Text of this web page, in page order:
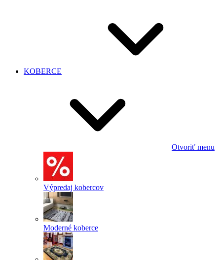
KOBERCE
Otvoriť menu
Výpredaj kobercov
Moderné koberce